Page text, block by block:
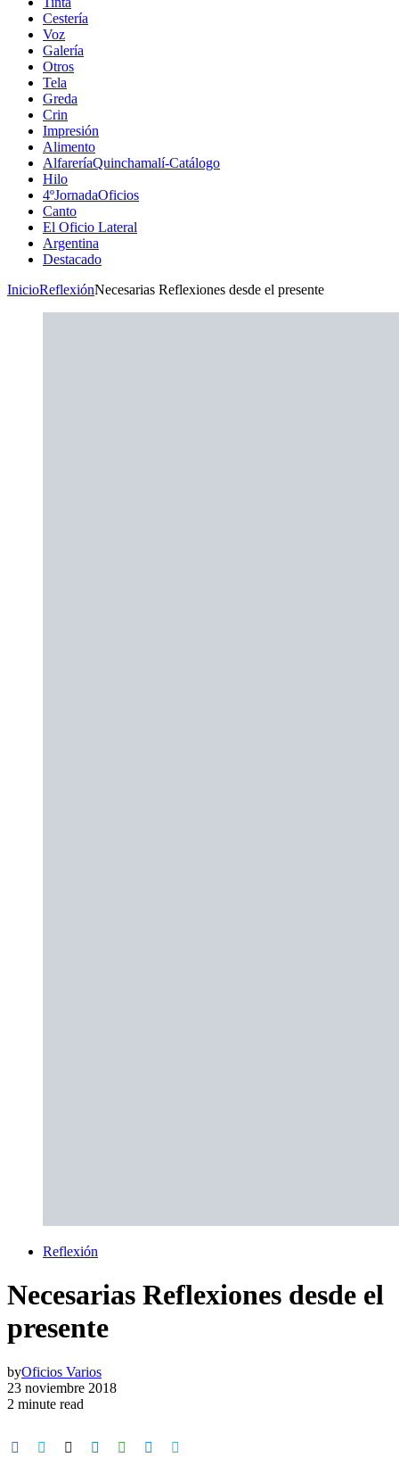
Cestería
Voz
Galería
Otros
Tela
Greda
Crin
Impresión
Alimento
AlfareríaQuinchamalí-Catálogo
Hilo
4ºJornadaOficios
Canto
El Oficio Lateral
Argentina
Destacado
InicioReflexiónNecesarias Reflexiones desde el presente
Reflexión
Necesarias Reflexiones desde el
presente
byOficios Varios
23 noviembre 2018
2 minute read